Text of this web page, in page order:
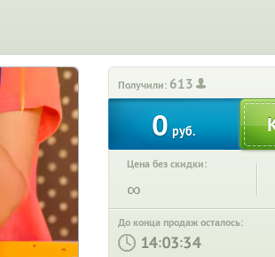
Получили: 613
0 руб.
Цена без скидки:
∞
До конца продаж осталось:
: :